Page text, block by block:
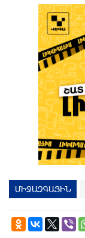
ՄԻՋԱԶԳԱՅԻՆ